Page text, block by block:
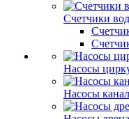
Счетчики
Насосы
Насосы